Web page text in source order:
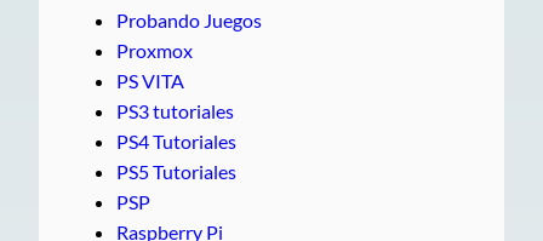
Probando Juegos
Proxmox
PS VITA
PS3 tutoriales
PS4 Tutoriales
PS5 Tutoriales
PSP
Raspberry Pi